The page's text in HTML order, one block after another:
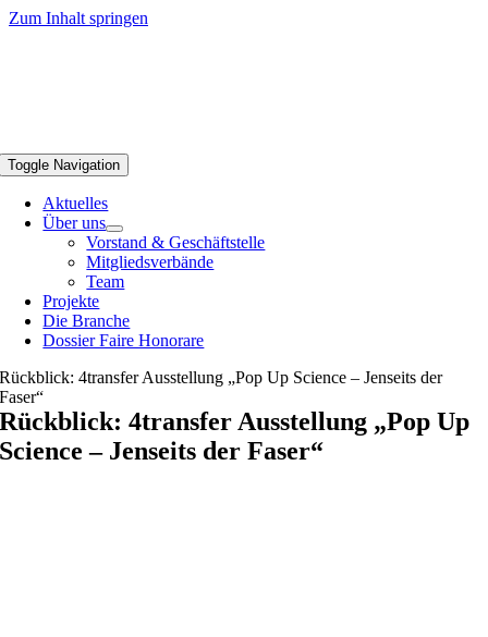
Zum Inhalt springen
Toggle Navigation
Aktuelles
Über uns
Vorstand & Geschäftstelle
Mitgliedsverbände
Team
Projekte
Die Branche
Dossier Faire Honorare
Rückblick: 4transfer Ausstellung „Pop Up Science – Jenseits der
Faser“
Rückblick: 4transfer Ausstellung „Pop Up
Science – Jenseits der Faser“